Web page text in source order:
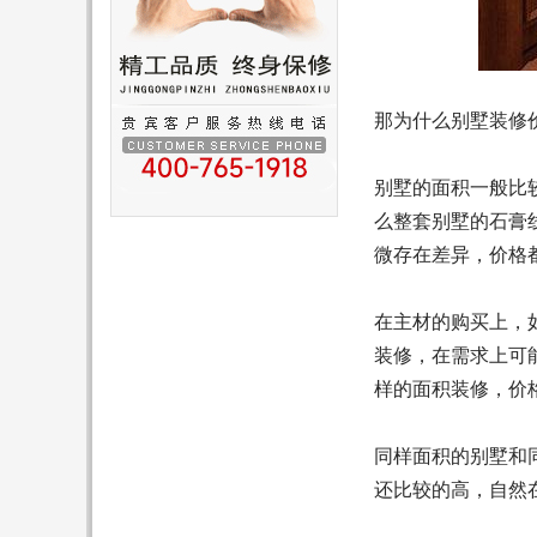
那为什么别墅装修
别墅的面积一般比
么整套别墅的石膏
微存在差异，价格
在主材的购买上，
装修，在需求上可
样的面积装修，价
同样面积的别墅和
还比较的高，自然